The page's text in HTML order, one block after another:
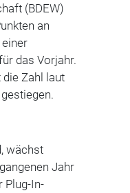
(BDEW)
an
das Vorjahr.
Zahl laut
wächst
Jahr
Plug-In-